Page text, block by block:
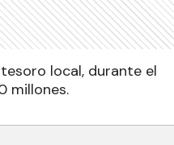
local, durante el
millones.